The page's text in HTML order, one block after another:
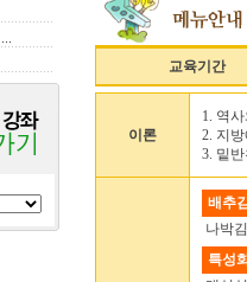
교육기간
이론
1. 역
2. 지
3. 밑
배추
나박
특성